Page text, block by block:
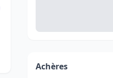
Achères